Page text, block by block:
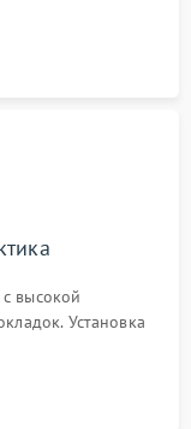
микросхемы
USB
высокой
Установка
Предварительная